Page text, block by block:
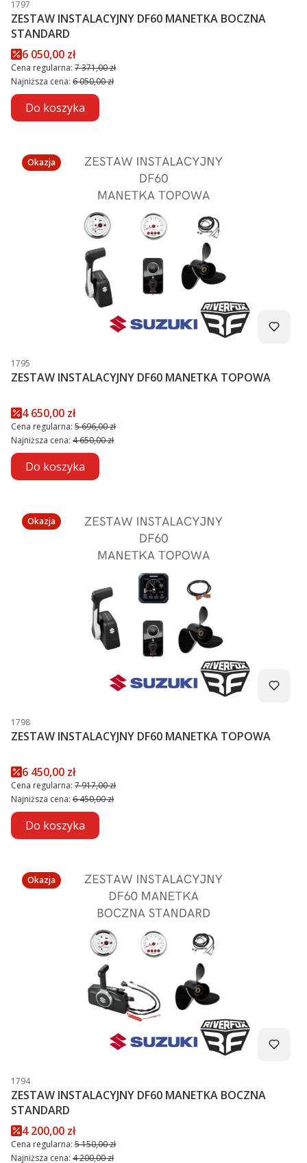
1797
ZESTAW INSTALACYJNY DF60 MANETKA BOCZNA
STANDARD
Cena promocyjna
6 050,00 zł
Cena regularna: 7 371,00 zł
Najniższa cena: 6 050,00 zł
Do koszyka
Okazja
Kod produktu
1795
ZESTAW INSTALACYJNY DF60 MANETKA TOPOWA
Cena promocyjna
4 650,00 zł
Cena regularna: 5 696,00 zł
Najniższa cena: 4 650,00 zł
Do koszyka
Okazja
Kod produktu
1798
ZESTAW INSTALACYJNY DF60 MANETKA TOPOWA
Cena promocyjna
6 450,00 zł
Cena regularna: 7 917,00 zł
Najniższa cena: 6 450,00 zł
Do koszyka
Okazja
Kod produktu
1794
ZESTAW INSTALACYJNY DF60 MANETKA BOCZNA
STANDARD
Cena promocyjna
4 200,00 zł
Cena regularna: 5 150,00 zł
Najniższa cena: 4 200,00 zł